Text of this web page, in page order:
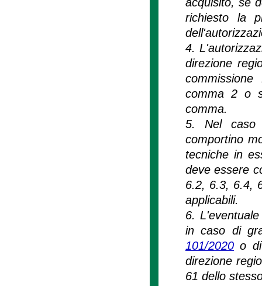
richiesto la
4.
direzione
comma 2 o
comma.
5. Nel caso
comportino
tecniche in
deve essere
6.2, 6.3, 6.4,
applicabili.
6.
in caso di
101/2020o di
direzione
61 dello